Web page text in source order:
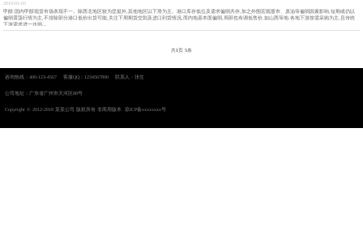
2019-01-03
甲醇:国内甲醇现货市场表现不一。除西北地区较为坚挺外,其他地区以下滑为主。港口库存低位及需求偏弱共存,加之外围宏观股市、原油等偏弱因素影响,短期或仍以
偏弱震荡行情为主,不排除部分港口低价出货可能,关注下周期货交割及进口到货情况,而内地基本面偏弱,局部也有调低售价,如山西等地.各地下游按需采购为主,且传统
下游需求进一步弱...
共1 页 5条
咨询热线：400-123-4567 客服QQ：1234567890 联系人：张生
公司地址：广东省广州市天河区88号
Copyright © 2012-2018 某某公司 版权所有 非商用版本 琼ICP备xxxxxxxx号